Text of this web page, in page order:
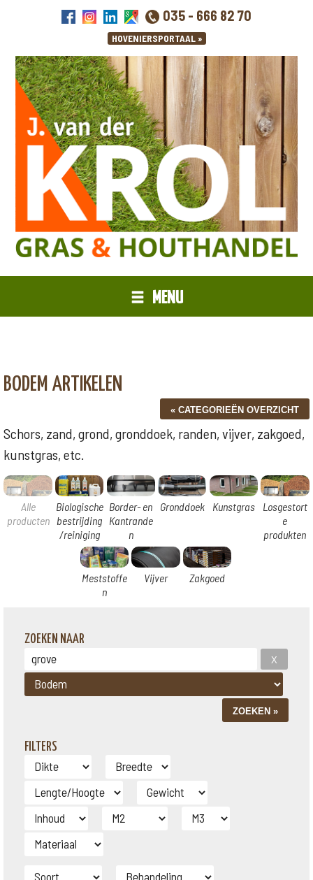
035 - 666 82 70
MENU
BODEM ARTIKELEN
Schors, zand, grond, gronddoek, randen, vijver, zakgoed,
kunstgras, etc.
Alle
producten
Biologische
bestrijding
/reiniging
Border- en
Kantrande
n
Gronddoek Kunstgras
Losgestort
e
produkten
Meststoffe
n
Vijver Zakgoed
ZOEKEN NAAR
FILTERS